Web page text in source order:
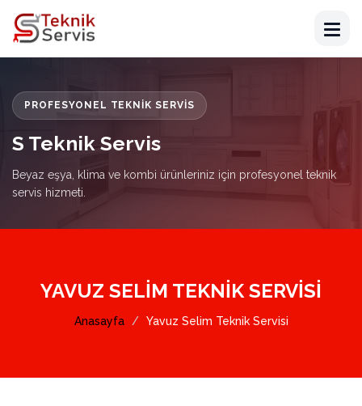
PROFESYONEL TEKNIK SERVIS
S Teknik Servis
Beyaz eşya, klima ve kombi ürünleriniz için profesyonel teknik
servis hizmeti.
YAVUZ SELIM TEKNIK SERVISI
Anasayfa Yavuz Selim Teknik Servisi